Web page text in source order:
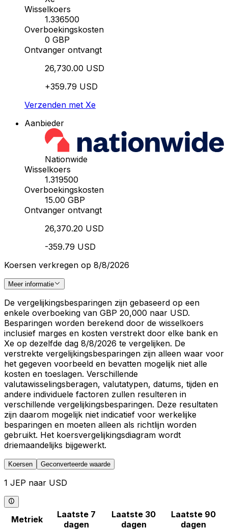
Wisselkoers
1.336500
Overboekingskosten
0 GBP
Ontvanger ontvangt
26,730.00 USD
+359.79 USD
Verzenden met Xe
Aanbieder
Nationwide
Wisselkoers
1.319500
Overboekingskosten
15.00 GBP
Ontvanger ontvangt
26,370.20 USD
-359.79 USD
Koersen verkregen op 8/8/2026
Meer informatie
De vergelijkingsbesparingen zijn gebaseerd op een
enkele overboeking van GBP 20,000 naar USD.
Besparingen worden berekend door de wisselkoers
inclusief marges en kosten verstrekt door elke bank en
Xe op dezelfde dag 8/8/2026 te vergelijken. De
verstrekte vergelijkingsbesparingen zijn alleen waar voor
het gegeven voorbeeld en bevatten mogelijk niet alle
kosten en toeslagen. Verschillende
valutawisselingsberagen, valutatypen, datums, tijden en
andere individuele factoren zullen resulteren in
verschillende vergelijkingsbesparingen. Deze resultaten
zijn daarom mogelijk niet indicatief voor werkelijke
besparingen en moeten alleen als richtlijn worden
gebruikt. Het koersvergelijkingsdiagram wordt
driemaandelijks bijgewerkt.
Koersen Geconverteerde waarde
1 JEP naar USD
Metriek
Laatste 7
dagen
Laatste 30
dagen
Laatste 90
dagen